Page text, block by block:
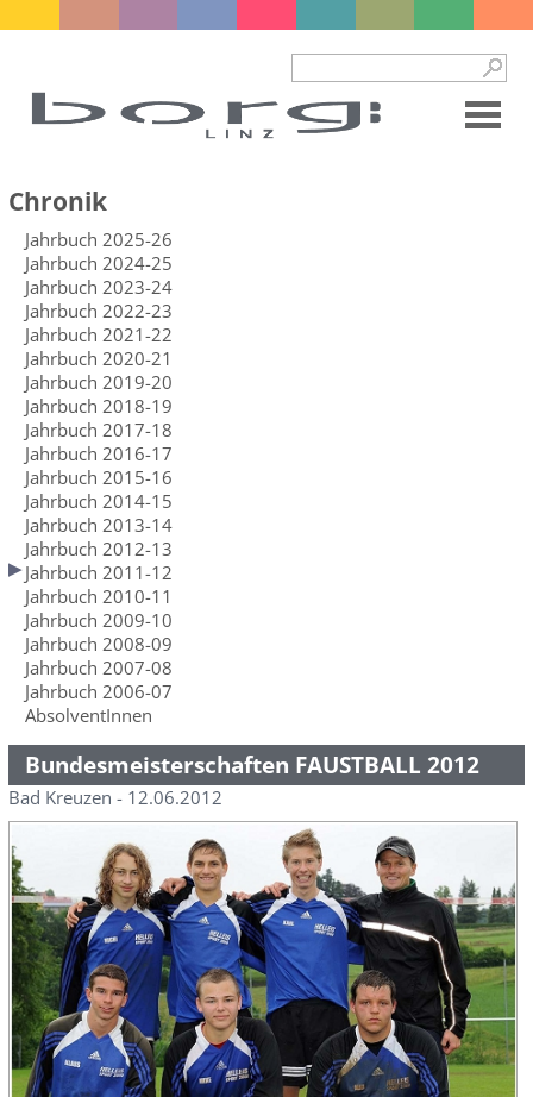
Chronik
Jahrbuch 2025-26
Jahrbuch 2024-25
Jahrbuch 2023-24
Jahrbuch 2022-23
Jahrbuch 2021-22
Jahrbuch 2020-21
Jahrbuch 2019-20
Jahrbuch 2018-19
Jahrbuch 2017-18
Jahrbuch 2016-17
Jahrbuch 2015-16
Jahrbuch 2014-15
Jahrbuch 2013-14
Jahrbuch 2012-13
Jahrbuch 2011-12
Jahrbuch 2010-11
Jahrbuch 2009-10
Jahrbuch 2008-09
Jahrbuch 2007-08
Jahrbuch 2006-07
AbsolventInnen
Bundesmeisterschaften FAUSTBALL 2012
Bad Kreuzen - 12.06.2012